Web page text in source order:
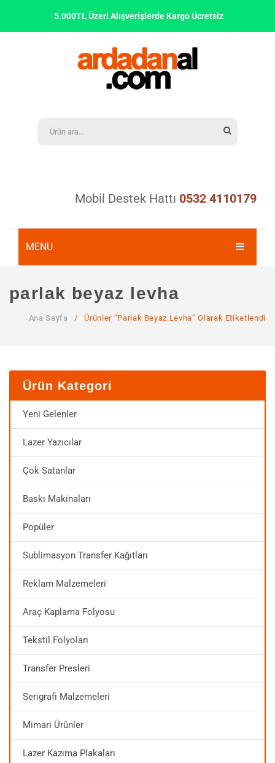
5.000TL Üzeri Alışverişlerde Kargo Ücretsiz
Mobil Destek Hattı 0532 4110179
MENU
MAĞAZA
SSS
İLETIŞIM
parlak beyaz levha
Ana Sayfa / Ürünler “parlak Beyaz Levha” Olarak Etiketlendi
Ürün Kategori
Yeni Gelenler
Lazer Yazıcılar
Çok Satanlar
Baskı Makinaları
Popüler
Sublimasyon Transfer Kağıtları
Reklam Malzemeleri
Araç Kaplama Folyosu
Tekstil Folyoları
Transfer Presleri
Serigrafi Malzemeleri
Mimari Ürünler
Lazer Kazıma Plakaları